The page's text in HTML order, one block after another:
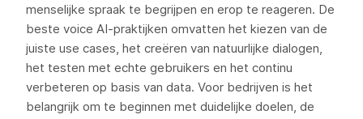
menselijke spraak te begrijpen en erop te reageren. De
beste voice AI-praktijken omvatten het kiezen van de
juiste use cases, het creëren van natuurlijke dialogen,
het testen met echte gebruikers en het continu
verbeteren op basis van data. Voor bedrijven is het
belangrijk om te beginnen met duidelijke doelen, de